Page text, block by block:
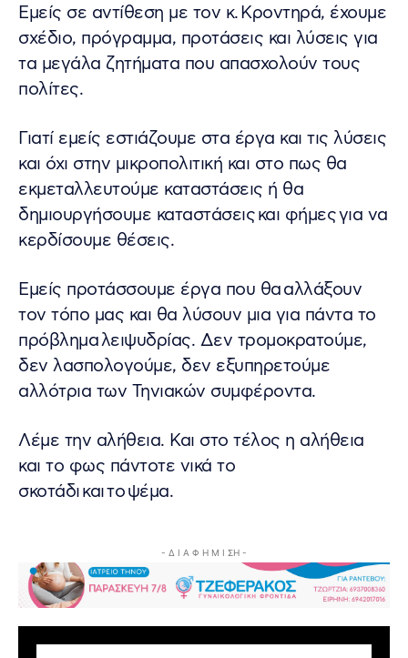
Εμείς σε αντίθεση με τον κ. Κροντηρά, έχουμε
σχέδιο, πρόγραμμα, προτάσεις και λύσεις για
τα μεγάλα ζητήματα που απασχολούν τους
πολίτες.
Γιατί εμείς εστιάζουμε στα έργα και τις λύσεις
και όχι στην μικροπολιτική και στο πως θα
εκμεταλλευτούμε καταστάσεις ή θα
δημιουργήσουμε καταστάσεις και φήμες για να
κερδίσουμε θέσεις.
Εμείς προτάσσουμε έργα που θα αλλάξουν
τον τόπο μας και θα λύσουν μια για πάντα το
πρόβλημα λειψυδρίας. Δεν τρομοκρατούμε,
δεν λασπολογούμε, δεν εξυπηρετούμε
αλλότρια των Τηνιακών συμφέροντα.
Λέμε την αλήθεια. Και στο τέλος η αλήθεια
και το φως πάντοτε νικά το
σκοτάδι και το ψέμα.
- Δ Ι Α Φ Η Μ Ι ΣΗ -